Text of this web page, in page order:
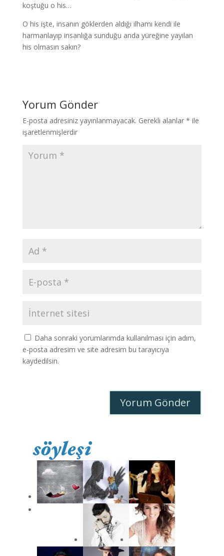
koştuğu o his…
O his işte, insanın göklerden aldığı ilhamı kendi ile
harmanlayıp insanlığa sunduğu anda yüreğine yayılan
his olmasın sakın?
Yorum Gönder
E-posta adresiniz yayınlanmayacak. Gerekli alanlar * ile
işaretlenmişlerdir
Daha sonraki yorumlarımda kullanılması için adım,
e-posta adresim ve site adresim bu tarayıcıya
kaydedilsin.